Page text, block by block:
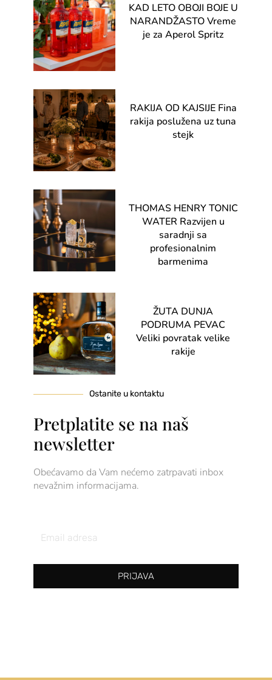
KAD LETO OBOJI BOJE U
NARANDŽASTO Vreme
je za Aperol Spritz
RAKIJA OD KAJSIJE Fina
rakija poslužena uz tuna
stejk
THOMAS HENRY TONIC
WATER Razvijen u
saradnji sa
profesionalnim
barmenima
ŽUTA DUNJA
PODRUMA PEVAC
Veliki povratak velike
rakije
Ostanite u kontaktu
Pretplatite se na naš
newsletter
Obećavamo da Vam nećemo zatrpavati inbox
nevažnim informacijama.
Address
PRIJAVA